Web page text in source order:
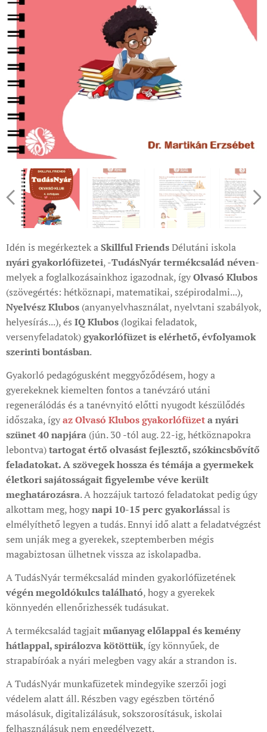
Idén is megérkeztek aSkillful FriendsDélutáni iskola
nyári gyakorlófüzetei, -TudásNyár termékcsalád néven-
melyek a foglalkozásainkhoz igazodnak, ígyOlvasó Klubos
(szövegértés: hétköznapi, matematikai, szépirodalmi...),
Nyelvész Klubos (anyanyelvhasználat, nyelvtani szabályok,
helyesírás...), és IQ Klubos (logikai feladatok,
versenyfeladatok)gyakorlófüzet is elérhető, évfolyamok
szerinti bontásban.
Gyakorló pedagógusként meggyőződésem, hogy a
gyerekeknek kiemelten fontos a tanévzáró utáni
regenerálódás és a tanévnyitó előtti nyugodt készülődés
időszaka, ígyaz Olvasó Klubos gyakorlófüzeta nyári
szünet 40 napjára (jún. 30 -tól aug. 22-ig, hétköznapokra
lebontva)tartogat értő olvasást fejlesztő, szókincsbővítő
feladatokat. A szövegek hossza és témája a gyermekek
életkori sajátosságait figyelembe véve került
meghatározásra. A hozzájuk tartozó feladatokat pedig úgy
alkottam meg, hogynapi 10-15 perc gyakorlással is
elmélyíthető legyen a tudás. Ennyi idő alatt a feladatvégzést
sem unják meg a gyerekek, szeptemberben mégis
magabiztosan ülhetnek vissza az iskolapadba.
A TudásNyár termékcsalád minden gyakorlófüzetének
végén megoldókulcs található, hogy a gyerekek
könnyedén ellenőrizhessék tudásukat.
A termékcsalád tagjaitműanyag előlappal és kemény
hátlappal, spirálozva kötöttük, így könnyűek, de
strapabíróak a nyári melegben vagy akár a strandon is.
A TudásNyár munkafüzetek mindegyike szerzői jogi
védelem alatt áll. Részben vagy egészben történő
másolásuk, digitalizálásuk, sokszorosításuk, iskolai
felhasználásuk nem engedélyezett.